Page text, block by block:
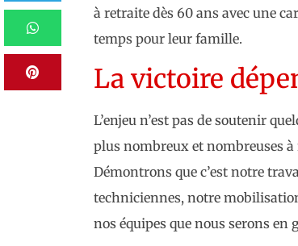
à retraite dès 60 ans avec une
temps pour leur famille.
La victoire
L’enjeu n’est pas de soutenir
plus nombreux et nombreuses
Démontrons que c’est notre
techniciennes, notre
nos équipes que nous serons en